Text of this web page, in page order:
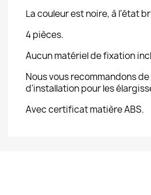
La couleur est noire, à l'état
4 pièces.
Aucun matériel de fixation
Nous vous recommandons
d'installation pour les
Avec certificat matière ABS.